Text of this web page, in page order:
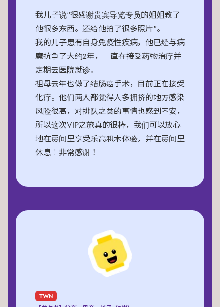
我儿子说“很感谢贵宾导览专员的姐姐教了
他很多东西。还给他拍了很多照片”。
我的儿子患有自身免疫性疾病，他已经与病
魔抗争了大约2年，一直在接受药物治疗并
定期去医院就诊。
祖母去年也做了结肠癌手术，目前正在接受
化疗。他们两人都觉得人多拥挤的地方感染
风险很高，对排队之类的事情也感到不安，
所以这次VIP之旅真的很棒，我们可以放心
地在房间里享受乐高积木体验，并在房间里
休息！非常感谢！
TWN